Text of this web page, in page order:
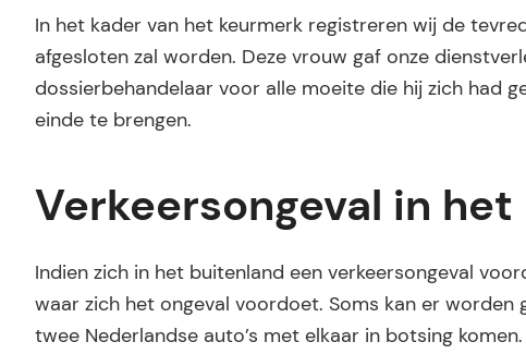
In het kader van het keurmerk registreren wij de
afgesloten zal worden. Deze vrouw gaf onze
dossierbehandelaar voor alle moeite die hij zich had
einde te brengen.
Verkeersongeval in
Indien zich in het buitenland een verkeersongeval
waar zich het ongeval voordoet. Soms kan er
twee Nederlandse auto’s met elkaar in botsing